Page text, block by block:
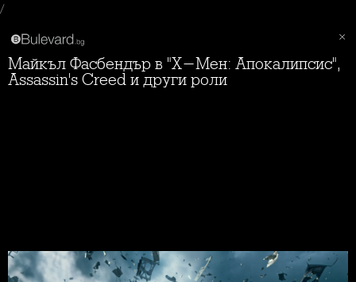
/
Майкъл Фасбендър в "X-Мен: Апокалипсис",
Assassin's Creed и други роли